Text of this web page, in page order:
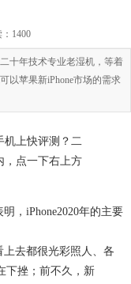
：1400
十年技术专业老湿机，等着
以苹果新iPhone市场的需求
机上快评测？二
，点一下右上方
，iPhone2020年的主要
上去都很光彩照人、各
下挫；前不久，新